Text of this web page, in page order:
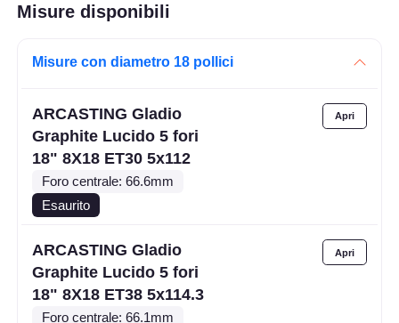
Misure disponibili
Misure con diametro 18 pollici
ARCASTING Gladio
Graphite Lucido 5 fori
18" 8X18 ET30 5x112
Foro centrale: 66.6mm
Esaurito
ARCASTING Gladio
Graphite Lucido 5 fori
18" 8X18 ET38 5x114.3
Foro centrale: 66.1mm